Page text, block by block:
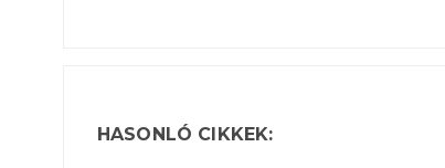
HASONLÓ CIKKEK: